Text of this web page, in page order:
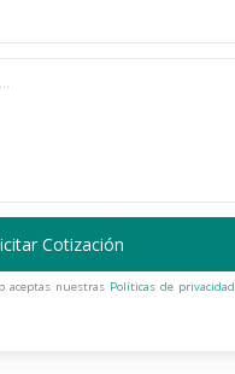
aceptas nuestras Políticas de privacidad
Cotización